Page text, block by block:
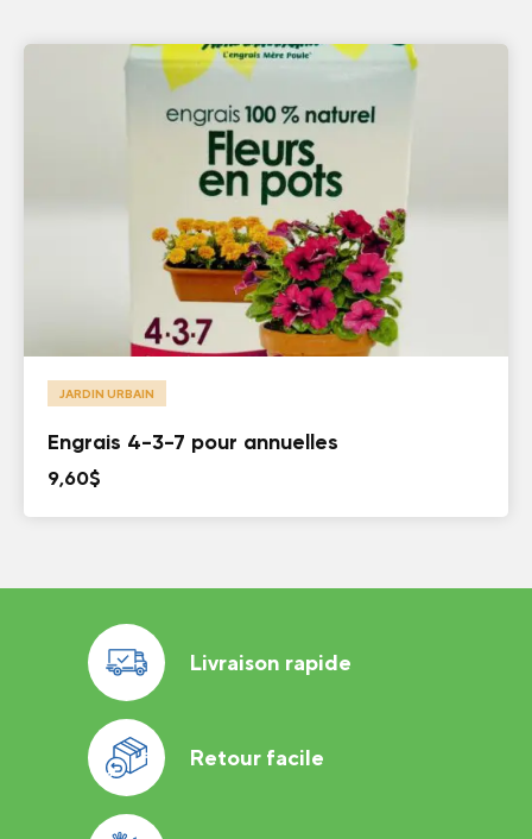
JARDIN URBAIN
Engrais 4-3-7 pour annuelles
9,60$
Livraison rapide
Retour facile